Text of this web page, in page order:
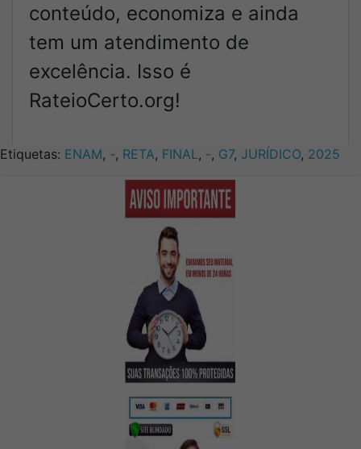
conteúdo, economiza e ainda
tem um atendimento de
excelência. Isso é
RateioCerto.org!
Etiquetas: ENAM, -, RETA, FINAL , -, G7, JURÍDICO, 2025